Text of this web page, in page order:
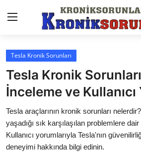
Anasayfa
Markalar
İletişim
Trafik & Cezalar
Tesla Kronik Sorunları
Tesla Kronik
İnceleme ve Kullanıcı
Tesla araçlarının kronik sorunları
yaşadığı sık karşılaşılan problemlere dair
Kullanıcı yorumlarıyla Tesla'nın
deneyimi hakkında bilgi edinin.